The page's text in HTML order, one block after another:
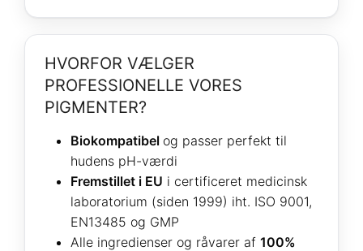
HVORFOR VÆLGER
PROFESSIONELLE VORES
PIGMENTER?
Biokompatibel og passer perfekt til
hudens pH-værdi
Fremstillet i EU i certificeret medicinsk
laboratorium (siden 1999) iht. ISO 9001,
EN13485 og GMP
Alle ingredienser og råvarer af 100%